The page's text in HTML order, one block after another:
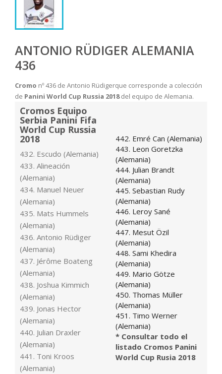
ANTONIO RÜDIGER ALEMANIA
436
Cromo nº 436 de Antonio Rüdigerque corresponde a colección
de Panini World Cup Russia 2018del equipo de Alemania.
Cromos Equipo
Serbia Panini Fifa
World Cup Russia
2018
432. Escudo (Alemania)
433. Alineación
(Alemania)
434. Manuel Neuer
(Alemania)
435. Mats Hummels
(Alemania)
436. Antonio Rüdiger
(Alemania)
437. Jérôme Boateng
(Alemania)
438. Joshua Kimmich
(Alemania)
439. Jonas Hector
(Alemania)
440. Julian Draxler
(Alemania)
441. Toni Kroos
(Alemania)
442. Emré Can (Alemania)
443. Leon Goretzka
(Alemania)
444. Julian Brandt
(Alemania)
445. Sebastian Rudy
(Alemania)
446. Leroy Sané
(Alemania)
447. Mesut Özil
(Alemania)
448. Sami Khedira
(Alemania)
449. Mario Götze
(Alemania)
450. Thomas Müller
(Alemania)
451. Timo Werner
(Alemania)
* Consultar todo el
listado Cromos Panini
World Cup Rusia 2018